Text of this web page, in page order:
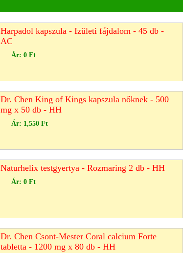
Harpadol kapszula - Izületi fájdalom - 45 db -
AC
Ár: 0 Ft
Dr. Chen King of Kings kapszula nőknek - 500
mg x 50 db - HH
Ár: 1,550 Ft
Naturhelix testgyertya - Rozmaring 2 db - HH
Ár: 0 Ft
Dr. Chen Csont-Mester Coral calcium Forte
tabletta - 1200 mg x 80 db - HH